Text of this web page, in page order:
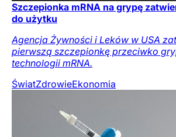
Szczepionka mRNA na grypę
do użytku
Agencja Żywności i Leków w USA
pierwszą szczepionkę przeciwko
technologii mRNA.
ŚwiatZdrowieEkonomia